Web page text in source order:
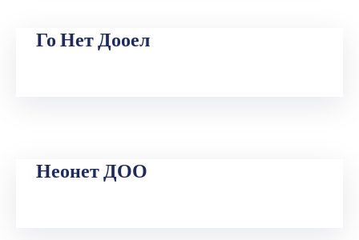
Легислатива
Го Нет Дооел
Неонет ДОО